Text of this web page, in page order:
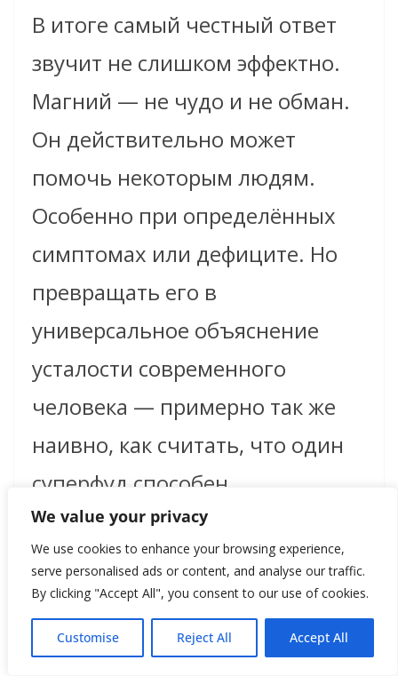
We value your privacy
We use cookies to enhance your browsing experience,
serve personalised ads or content, and analyse our traffic.
By clicking "Accept All", you consent to our use of cookies.
Customise Reject All Accept All
В итоге самый честный ответ
звучит не слишком эффектно.
Магний — не чудо и не обман.
Он действительно может
помочь некоторым людям.
Особенно при определённых
симптомах или дефиците. Но
превращать его в
универсальное объяснение
усталости современного
человека — примерно так же
наивно, как считать, что один
суперфуд способен
компенсировать хронический
стресс, недосып и жизнь в
режиме постоянного
уведомления.